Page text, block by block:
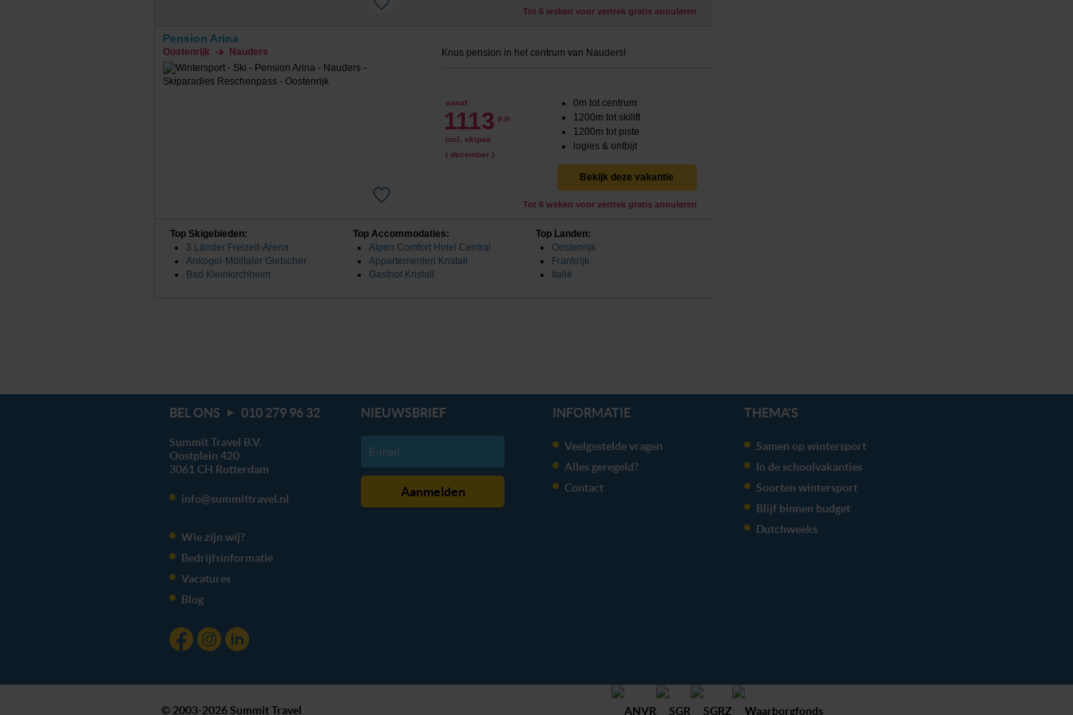
Tot 6 weken voor vertrek gratis annuleren
Pension Arina
Oostenrijk Nauders Knus pension in het centrum van Nauders!
vanaf
1113 p.p.
incl. skipas
( december )
0m tot centrum
1200m tot skilift
1200m tot piste
logies & ontbijt
Bekijk deze vakantie
Tot 6 weken voor vertrek gratis annuleren
Top Skigebieden:
3 Länder Freizeit-Arena
Ankogel-Mölltaler Gletscher
Bad Kleinkirchheim
Top Accommodaties:
Alpen Comfort Hotel Central
Appartementen Kristall
Gasthof Kristall
Top Landen:
Oostenrijk
Frankrijk
Italië
BEL ONS 010 279 96 32
Summit Travel B.V.
Oostplein 420
3061 CH Rotterdam
info@summittravel.nl
Wie zijn wij?
Bedrijfsinformatie
Vacatures
Blog
NIEUWSBRIEF INFORMATIE
Veelgestelde vragen
Alles geregeld?
Contact
THEMA'S
Samen op wintersport
In de schoolvakanties
Soorten wintersport
Blijf binnen budget
Dutchweeks
© 2003-2026 Summit Travel